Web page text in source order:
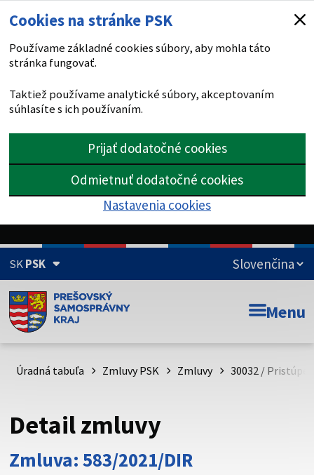
Cookies na stránke PSK
Používame základné cookies súbory, aby mohla táto
stránka fungovať.
Taktiež používame analytické súbory, akceptovaním
súhlasíte s ich používaním.
Prijať dodatočné cookies
Odmietnuť dodatočné cookies
Nastavenia cookies
SKPSK
Doména psk.sk je oficiálna
Toto je oficiálna webová stránka Prešovského
psk.sk.
Buďte pozorní a vždy sa uistite, že zdieľate informácie iba
cez zabezpečenú webovú stránku. Zabezpečená stránka
vždy začína https:// pred názvom domény webového sídla.
Menu
Úradná tabuľa Zmluvy PSK Zmluvy 30032 /
Detail zmluvy
Zmluva: 583/2021/DIR